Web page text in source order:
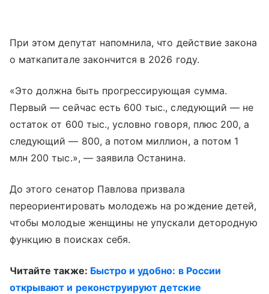
При этом депутат напомнила, что действие закона
о маткапитале закончится в 2026 году.
«Это должна быть прогрессирующая сумма.
Первый — сейчас есть 600 тыс., следующий — не
остаток от 600 тыс., условно говоря, плюс 200, а
следующий — 800, а потом миллион, а потом 1
млн 200 тыс.», — заявила Останина.
До этого сенатор Павлова призвала
переориентировать молодежь на рождение детей,
чтобы молодые женщины не упускали детородную
функцию в поисках себя.
Читайте также: Быстро и удобно: в России
открывают и реконструируют детские